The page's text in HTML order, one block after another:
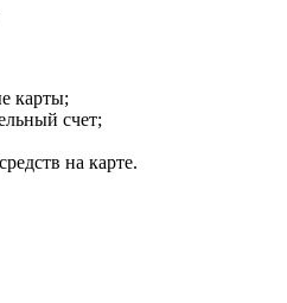
карты;
счет;
на карте.